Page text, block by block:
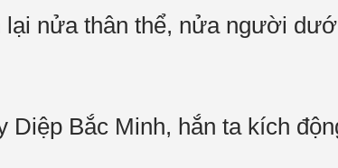
lại nửa thân thể, nửa người
Diệp Bắc Minh, hắn ta kích